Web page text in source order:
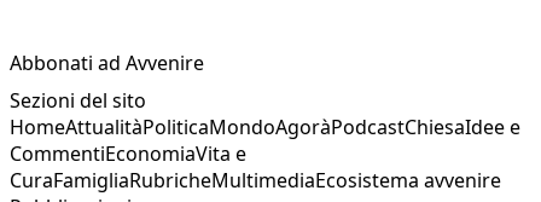
Abbonati ad Avvenire
Sezioni del sito
HomeAttualitàPoliticaMondoAgoràPodcastChiesaIdee e
CommentiEconomiaVita e
CuraFamigliaRubricheMultimediaEcosistema avvenire